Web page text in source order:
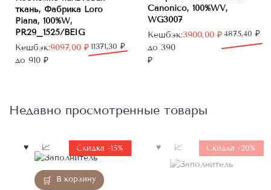
ткань, Фабрика Loro
Piana, 100%W,
PR29_1525/BEIG
11371,30 ₽
Первоначальная
цена
9097,00 ₽
Текущая
цена:
Кешбэк:
до 910 ₽
Canonico, 100%WV,
WG3007
4875,40 ₽
Первоначальная
цена
составляла
3900,00 ₽
Текущая
цена:
3900,00 ₽.
Кешбэк:
до 390
₽
Недавно просмотренные товары
В корзину
Скидка -15%
Нет в
наличииСкидка -20%